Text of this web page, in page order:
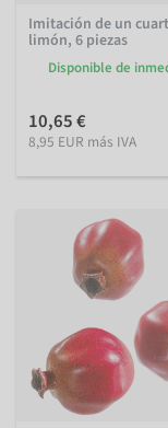
Imitación de un
limón, 6 piezas
Disponible de
10,65 €
8,95 EUR más IVA